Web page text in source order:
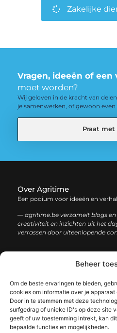
Beheer
Om de beste ervaringen te bieden,
cookies om informatie over je
Door in te stemmen met deze
surfgedrag of unieke ID's op deze site
geeft of uw toestemming intrekt, kan
bepaalde functies en mogelijkheden.
Zakelijke
Vragen, ideeën of een
moet worden?
Wij geloven in de kracht van
je samenwerken, of gewoon
Praat met
Over Agritime
Een podium voor ideeën en
— agritime.be verzamelt blogs
creativiteit en inzichten uit het
verrassen door uiteenlopende
Bericht categorie
@2025 www.agritime.be.